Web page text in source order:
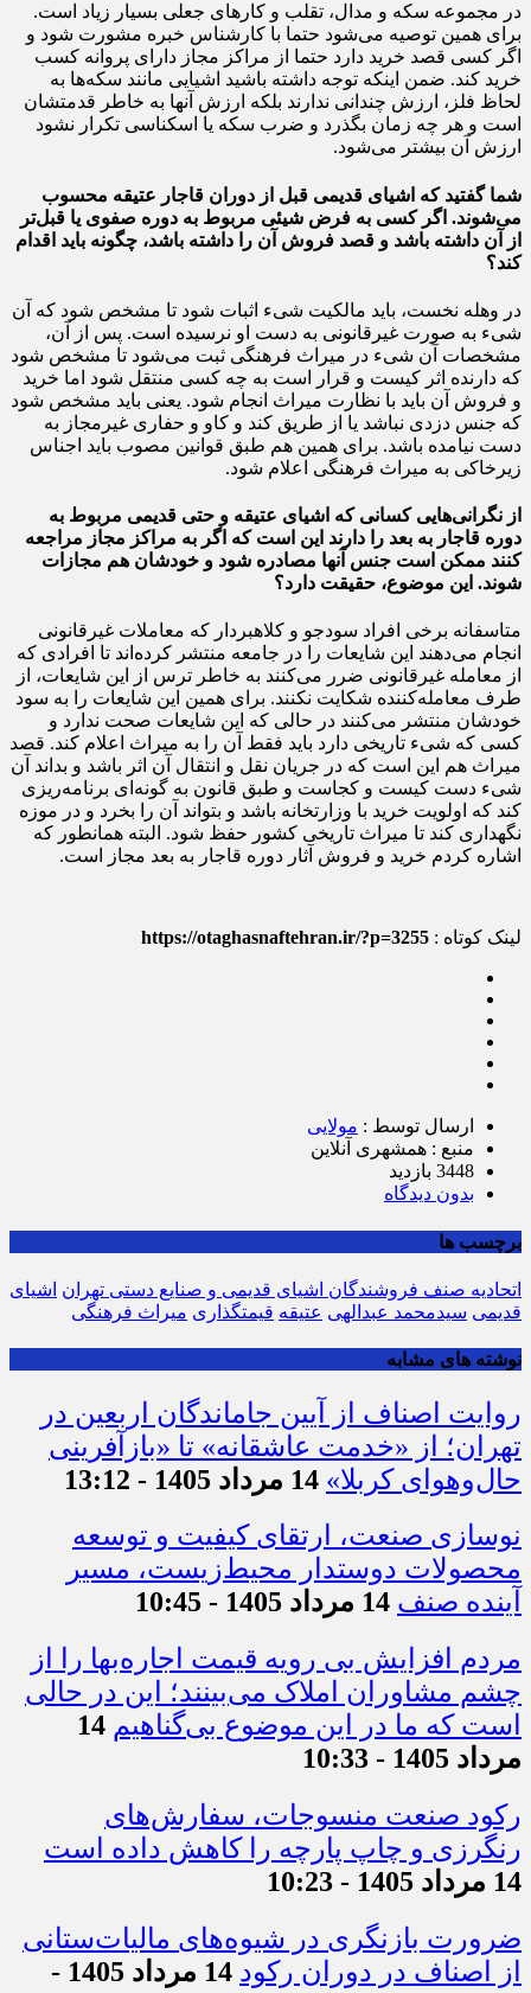
در مجموعه سکه و مدال، تقلب و کارهای جعلی بسیار زیاد است.
برای همین توصیه می‌شود حتما با کارشناس خبره مشورت شود و
اگر کسی قصد خرید دارد حتما از مراکز مجاز دارای پروانه کسب
خرید کند. ضمن اینکه توجه داشته باشید اشیایی مانند سکه‌ها به
لحاظ فلز، ارزش چندانی ندارند بلکه ارزش آنها به خاطر قدمتشان
است و هر چه زمان بگذرد و ضرب سکه یا اسکناسی تکرار نشود
ارزش آن بیشتر می‌شود.
شما گفتید که اشیای قدیمی قبل از دوران قاجار عتیقه محسوب
می‌شوند. اگر کسی به فرض شیئی مربوط به دوره صفوی یا قبل‌تر
از آن داشته باشد و قصد فروش آن را داشته باشد، چگونه باید اقدام
کند؟
در وهله نخست، باید مالکیت شی‌ء اثبات شود تا مشخص شود که آن
شی‌ء به صورت غیرقانونی به دست او نرسیده است. پس از آن،
مشخصات آن شیء در میراث فرهنگی ثبت می‌شود تا مشخص شود
که دارنده اثر کیست و قرار است به چه کسی منتقل شود اما خرید
و فروش آن باید با نظارت میراث انجام ‌شود. یعنی باید مشخص شود
که جنس دزدی نباشد یا از طریق کند و کاو و حفاری غیرمجاز به
دست نیامده باشد. برای همین هم طبق قوانین مصوب باید اجناس
زیرخاکی به میراث فرهنگی اعلام شود.
از نگرانی‌هایی کسانی که اشیای عتیقه و حتی قدیمی مربوط به
دوره قاجار به بعد را دارند این است که اگر به مراکز مجاز مراجعه
کنند ممکن است جنس آنها مصادره شود و خودشان هم مجازات
شوند. این موضوع، حقیقت دارد؟
متاسفانه برخی افراد سودجو و کلاهبردار که معاملات غیرقانونی
انجام می‌دهند این شایعات را در جامعه منتشر کرده‌اند تا افرادی که
از معامله غیرقانونی ضرر می‌کنند به خاطر ترس از این شایعات، از
طرف معامله‌کننده شکایت نکنند. برای همین این شایعات را به سود
خودشان منتشر می‌کنند در حالی که این شایعات صحت ندارد و
کسی که شی‌ء تاریخی دارد باید فقط آن را به میراث اعلام کند. قصد
میراث هم این است که در جریان نقل و انتقال آن اثر باشد و بداند آن
شیء دست کیست و کجاست و طبق قانون به گونه‌ای برنامه‌ریزی
کند که اولویت خرید با وزارتخانه باشد و بتواند آن را بخرد و در موزه
نگهداری کند تا میراث تاریخی کشور حفظ شود. البته همانطور که
اشاره کردم خرید و فروش آثار دوره قاجار به بعد مجاز است.
لینک کوتاه : https://otaghasnaftehran.ir/?p=3255
ارسال توسط : مولایی
منبع : همشهری آنلاین
3448 بازدید
بدون دیدگاه
برچسب ها
اتحادیه صنف فروشندگان اشیای قدیمی و صنایع دستی تهران اشیای
قدیمی سیدمحمد عبدالهی عتیقه قیمت‎گذاری میراث فرهنگی
نوشته های مشابه
روایت اصناف از آیین جاماندگان اربعین در
تهران؛ از «خدمت عاشقانه» تا «بازآفرینی
حال‌وهوای کربلا» 14 مرداد 1405 - 13:12
نوسازی صنعت، ارتقای کیفیت و توسعه
محصولات دوستدار محیط‌زیست، مسیر
آینده صنف 14 مرداد 1405 - 10:45
مردم افزایش بی رویه قیمت اجاره‌بها را از
چشم مشاوران املاک می‌بینند؛ این در حالی
است که ما در این موضوع بی‌گناهیم 14
مرداد 1405 - 10:33
رکود صنعت منسوجات، سفارش‌های
رنگرزی و چاپ پارچه را کاهش داده است
14 مرداد 1405 - 10:23
ضرورت بازنگری در شیوه‌های مالیات‌ستانی
از اصناف در دوران رکود
14 مرداد 1405 -